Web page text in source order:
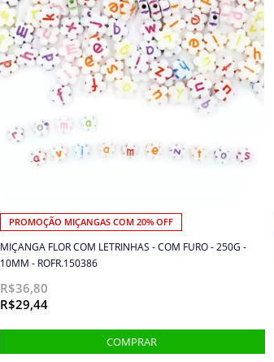
PROMOÇÃO MIÇANGAS COM 20% OFF
MIÇANGA FLOR COM LETRINHAS - COM FURO - 250G -
10MM - ROFR.150386
R$36,80
R$29,44